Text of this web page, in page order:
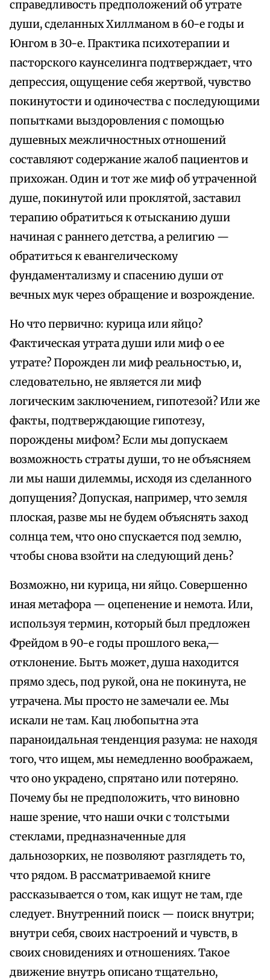
справедливость предположений об утрате
души, сделанных Хиллманом в 60-е годы и
Юнгом в 30-е. Практика психотерапии и
пасторского каунселинга подтверждает, что
депрессия, ощущение себя жертвой, чувство
покинутости и одиночества с последующими
попытками выздоровления с помощью
душевных межличностных отношений
составляют содержание жалоб пациентов и
прихожан. Один и тот же миф об утраченной
душе, покинутой или проклятой, заставил
терапию обратиться к отысканию души
начиная с раннего детства, а религию —
обратиться к евангелическому
фундаментализму и спасению души от
вечных мук через обращение и возрождение.
Но что первично: курица или яйцо?
Фактическая утрата души или миф о ее
утрате? Порожден ли миф реальностью, и,
следовательно, не является ли миф
логическим заключением, гипотезой? Или же
факты, подтверждающие гипотезу,
порождены мифом? Если мы допускаем
возможность страты души, то не объясняем
ли мы наши дилеммы, исходя из сделанного
допущения? Допуская, например, что земля
плоская, разве мы не будем объяснять заход
солнца тем, что оно спускается под землю,
чтобы снова взойти на следующий день?
Возможно, ни курица, ни яйцо. Совершенно
иная метафора — оцепенение и немота. Или,
используя термин, который был предложен
Фрейдом в 90-е годы прошлого века,—
отклонение. Быть может, душа находится
прямо здесь, под рукой, она не покинута, не
утрачена. Мы просто не замечали ее. Мы
искали не там. Кац любопытна эта
параноидальная тенденция разума: не находя
того, что ищем, мы немедленно воображаем,
что оно украдено, спрятано или потеряно.
Почему бы не предположить, что виновно
наше зрение, что наши очки с толстыми
стеклами, предназначенные для
дальнозорких, не позволяют разглядеть то,
что рядом. В рассматриваемой книге
рассказывается о том, как ищут не там, где
следует. Внутренний поиск — поиск внутри;
внутри себя, своих настроений и чувств, в
своих сновидениях и отношениях. Такое
движение внутрь описано тщательно,